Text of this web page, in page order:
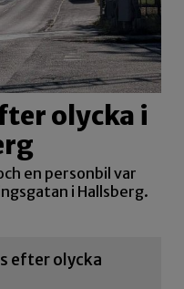
olycka i
en personbil var
i Hallsberg.
efter olycka